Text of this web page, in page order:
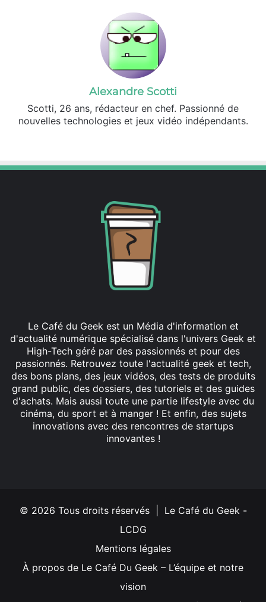
Alexandre Scotti
Scotti, 26 ans, rédacteur en chef. Passionné de
nouvelles technologies et jeux vidéo indépendants.
Le Café du Geek est un Média d'information et
d'actualité numérique spécialisé dans l'univers Geek et
High-Tech géré par des passionnés et pour des
passionnés. Retrouvez toute l'actualité geek et tech,
des bons plans, des jeux vidéos, des tests de produits
grand public, des dossiers, des tutoriels et des guides
d'achats. Mais aussi toute une partie lifestyle avec du
cinéma, du sport et à manger ! Et enfin, des sujets
innovations avec des rencontres de startups
innovantes !
© 2026 Tous droits réservés | Le Café du Geek -
LCDG
Mentions légales
À propos de Le Café Du Geek – L’équipe et notre
vision